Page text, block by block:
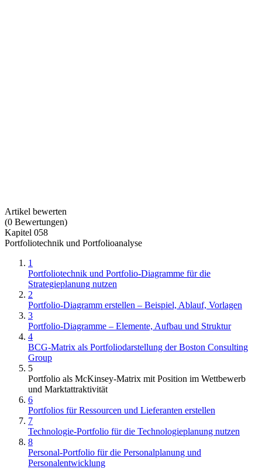
Artikel bewerten
(0 Bewertungen)
Kapitel 058
Portfoliotechnik und Portfolioanalyse
1
Portfoliotechnik und Portfolio-Diagramme für die
Strategieplanung nutzen
2
Portfolio-Diagramm erstellen – Beispiel, Ablauf, Vorlagen
3
Portfolio-Diagramme – Elemente, Aufbau und Struktur
4
BCG-Matrix als Portfoliodarstellung der Boston Consulting
Group
5
Portfolio als McKinsey-Matrix mit Position im Wettbewerb
und Marktattraktivität
6
Portfolios für Ressourcen und Lieferanten erstellen
7
Technologie-Portfolio für die Technologieplanung nutzen
8
Personal-Portfolio für die Personalplanung und
Personalentwicklung